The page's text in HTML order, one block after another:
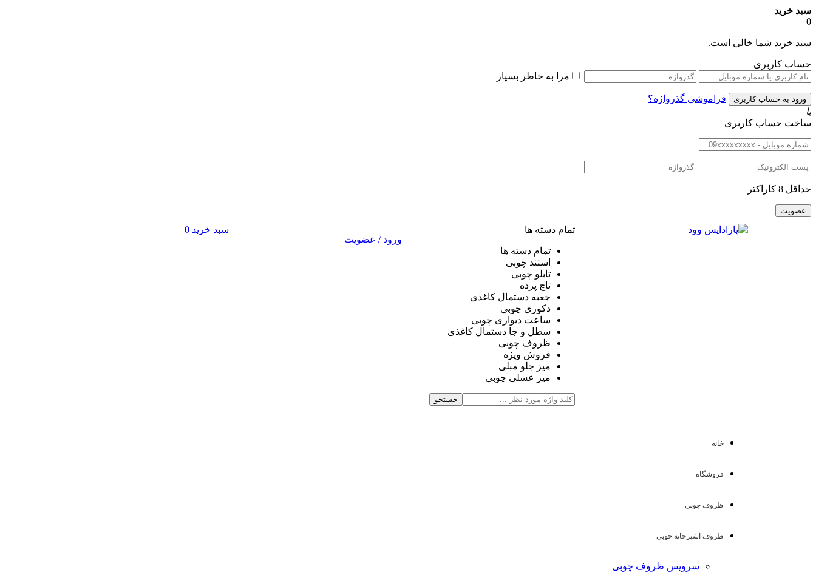
سبد خرید
0
سبد خرید شما خالی است.
حساب کاربری
مرا به خاطر بسپار
فراموشی گذرواژه؟
یا
ساخت حساب کاربری
حداقل 8 کاراکتر
تمام دسته ها
تمام دسته ها
استند چوبی
تابلو چوبی
تاچ پرده
جعبه دستمال کاغذی
دکوری چوبی
ساعت دیواری چوبی
سطل و جا دستمال کاغذی
ظروف چوبی
فروش ویژه
میز جلو مبلی
میز عسلی چوبی
جستجو
ورود / عضویت
سبد خرید 0
خانه
فروشگاه
ظروف چوبی
ظروف آشپزخانه چوبی
سرویس ظروف چوبی